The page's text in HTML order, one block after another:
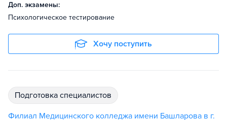
Доп. экзамены:
Психологическое тестирование
Хочу поступить
подготовка специалистов
Филиал Медицинского колледжа имени Башларова в г.